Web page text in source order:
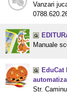
Vanzari
Manuale
Str.